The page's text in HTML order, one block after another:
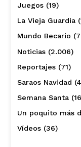
Juegos(19)
La Vieja Guardia
Mundo Becario
Noticias(2.006)
Reportajes(71)
Saraos Navidad
Semana Santa
Un poquito más
Vídeos(36)